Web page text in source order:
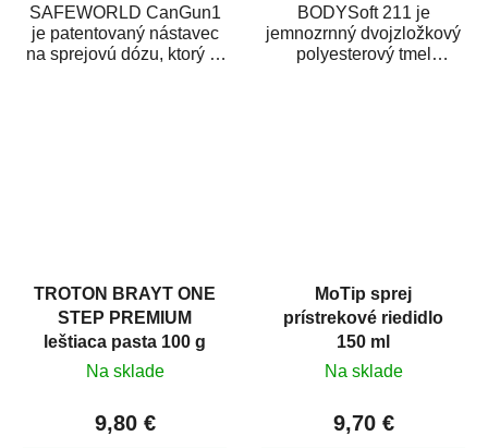
SAFEWORLD CanGun1
je patentovaný nástavec
na sprejovú dózu, ktorý ju
BODYSoft 211 je
jemnozrnný dvojzložkový
polyesterový tmel
TROTON BRAYT ONE
STEP PREMIUM
leštiaca pasta 100 g
Na sklade
9,80 €
MoTip sprej
prístrekové riedidlo
150 ml
Na sklade
9,70 €